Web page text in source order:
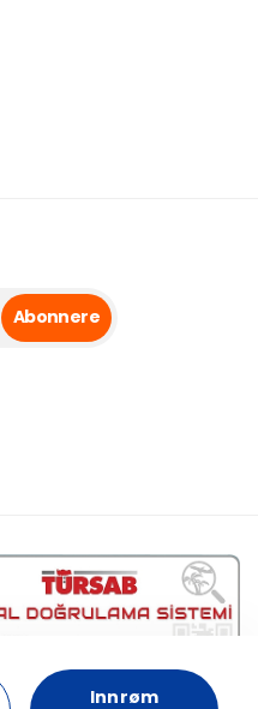
Abonnere
17863
Osiana Cappadocia Travel - 17863
Innrøm